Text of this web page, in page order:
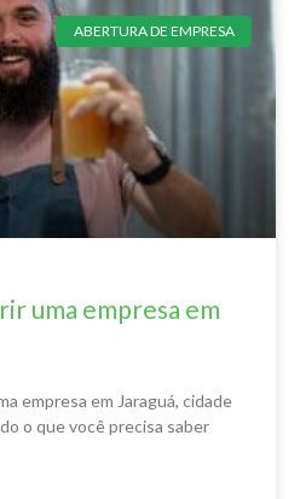
ABERTURA DE EMPRESA
uma empresa em
empresa em Jaraguá, cidade
o que você precisa saber